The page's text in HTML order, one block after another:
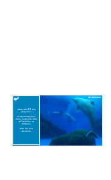
Πάνω από 30 είδη
δελφινιών.
Τα περισσότερα ζουν
στους ωκεανούς, πέντε
απ' αυτά ζουν σε
ποταμούς.
Επτά είδη είναι
φώκαινες.